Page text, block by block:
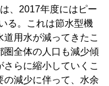
、2017年度にはピー
る。これは節水型機
用水が減ってきたこ
圏全体の人口も減少傾
らに縮小していくこ
の減少に伴って、水余